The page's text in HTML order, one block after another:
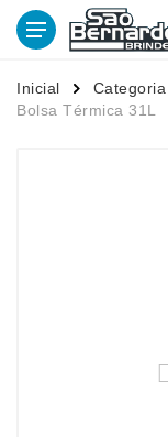
Inicial Categoria
Bolsa Térmica 31L